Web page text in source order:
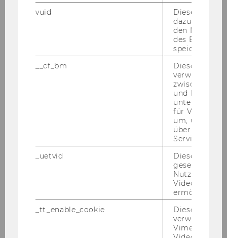
vuid
Dieser
dazu
den
des
speichern.
__cf_bm
Dieses
verwendet,
zwischen
und Bots zu
für Vimeo
um, um
über die
Service zu
_uetvid
Dieses
gesetzt, um
Nutzung des
Videoplayers
ermöglichen
_tt_enable_cookie
Dieses
verwendet,
Vimeo-